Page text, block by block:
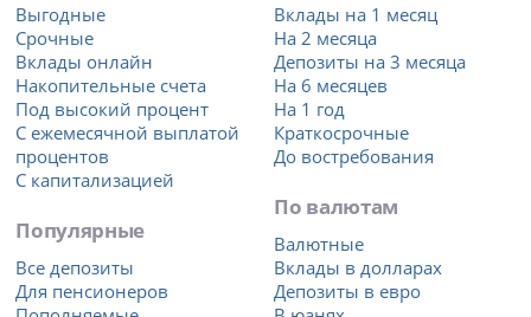
Выгодные
Срочные
Вклады онлайн
Накопительные счета
Под высокий процент
С ежемесячной выплатой
процентов
С капитализацией
Популярные
Все депозиты
Для пенсионеров
Вклады на 1 месяц
На 2 месяца
Депозиты на 3 месяца
На 6 месяцев
На 1 год
Краткосрочные
До востребования
По валютам
Валютные
Вклады в долларах
Депозиты в евро